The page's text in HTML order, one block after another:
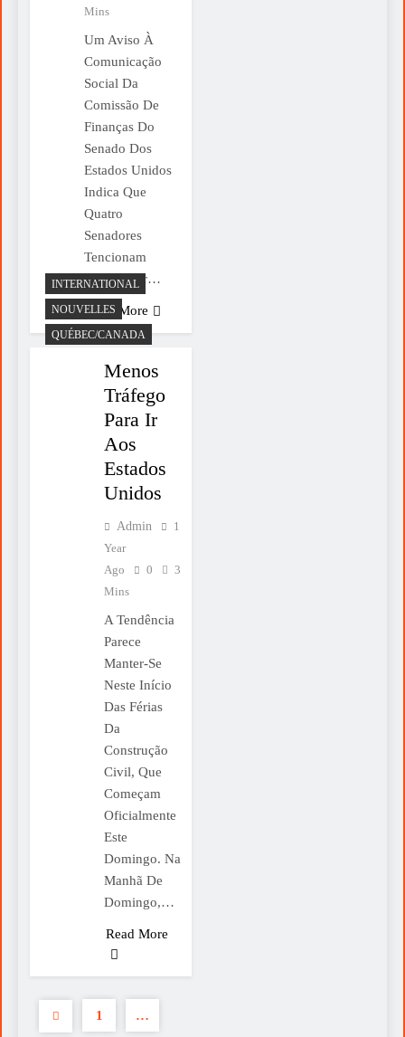
Mins
Um Aviso À
Comunicação
Social Da
Comissão De
Finanças Do
Senado Dos
Estados Unidos
Indica Que
Quatro
Senadores
Tencionam
«reafirmar…
Read More
INTERNATIONAL
NOUVELLES
QUÉBEC/CANADA
Menos
Tráfego
Para Ir
Aos
Estados
Unidos
Admin
1
Year
Ago
0
3
Mins
A Tendência
Parece
Manter-Se
Neste Início
Das Férias
Da
Construção
Civil, Que
Começam
Oficialmente
Este
Domingo. Na
Manhã De
Domingo,…
Read More
1 …